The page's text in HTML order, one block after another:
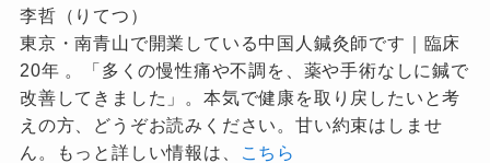
李哲（りてつ）
東京・南青山で開業している中国人鍼灸師です｜臨床
20年 。「多くの慢性痛や不調を、薬や手術なしに鍼で
改善してきました」。本気で健康を取り戻したいと考
えの方、どうぞお読みください。甘い約束はしませ
ん。もっと詳しい情報は、
こちら